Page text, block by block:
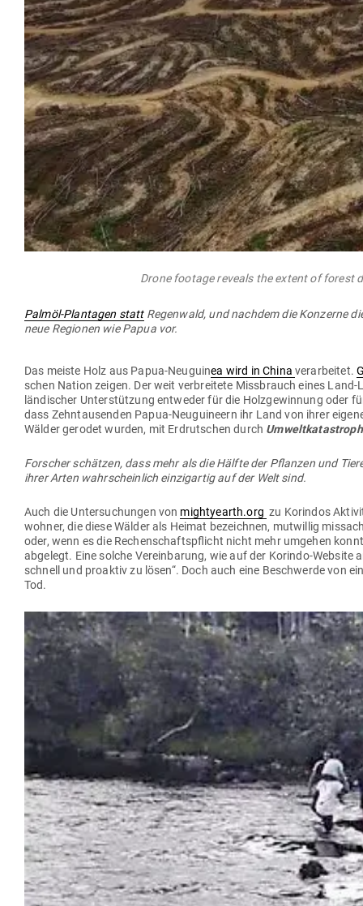
Drone footage reveals the extent of forest
Palmöl-Plan­tagen stattRegenwald, und nachdem die Kon­zerne
neue Regionen wie Papua vor.
Das meiste Holz aus Papua-Neuguinea wird in Chinaver­ar­beitet.
schen Nation zeigen. Der weit ver­breitete Miss­brauch eines
län­di­scher Unter­stützung ent­weder für die Holz­ge­winnung oder
dass Zehn­tau­senden Papua-Neu­gui­neern ihr Land von ihrer
Wälder gerodet wurden, mit Erd­rut­schen durch
For­scher schätzen, dass mehr als die Hälfte der Pflanzen und
ihrer Arten wahr­scheinlich ein­zig­artig auf der Welt sind.
Auch die Unter­su­chungen von mightyearth.org zu Kor­indos
wohner, die diese Wälder als Heimat bezeichnen, mut­willig
oder, wenn es die Rechen­schafts­pflicht nicht mehr umgehen
abgelegt. Eine solche Ver­ein­barung, wie auf der Korindo-
schnell und pro­aktiv zu lösen“. Doch auch eine Beschwerde von
Tod.